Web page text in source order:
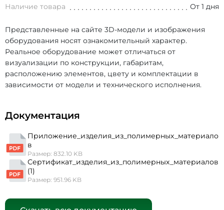
Наличие товара
От 1 дня
Представленные на сайте 3D-модели и изображения
оборудования носят ознакомительный характер.
Реальное оборудование может отличаться от
визуализации по конструкции, габаритам,
расположению элементов, цвету и комплектации в
зависимости от модели и технического исполнения.
Документация
Приложение_изделия_из_полимерных_материало
в
Размер: 832.10 KB
Сертификат_изделия_из_полимерных_материалов
(1)
Размер: 951.96 KB